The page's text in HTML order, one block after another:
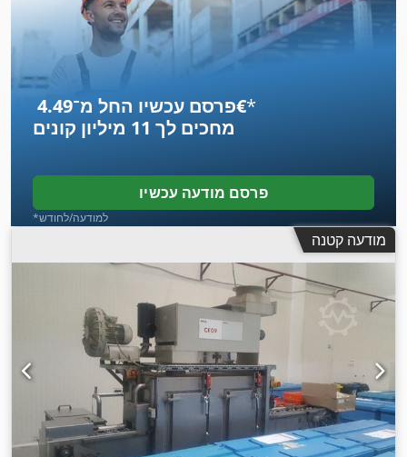
פרסם עכשיו החל מ־‏4.49 ‏€*
מחכים לך 11 מיליון קונים
פרסם מודעה עכשיו
*למודעה/לחודש
מודעה קטנה